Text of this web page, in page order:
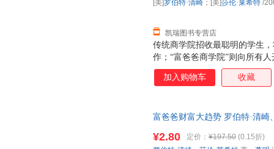
传统商学院招收最聪明的学生
作；“富爸爸商学院”则向所有
让钱为你工作，从此走上财务
核心价值观．提供了一种更理
导技巧、沟通技巧、资金管理
凯瑞图书专营店
[美]罗伯特·清崎 ；[美]莎伦·莱希特 /
加入购物车 收藏
富爸爸财富大趋势 罗伯特·清崎
¥2.80 定价： ¥197.50 (0.15折)